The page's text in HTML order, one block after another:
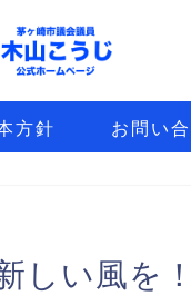
方針 お問い
しい風を